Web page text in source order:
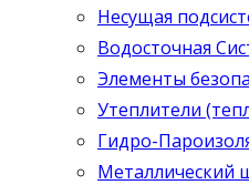
Несущая
Водосточная
Элементы
Утеплители
Гидро-
Металлический